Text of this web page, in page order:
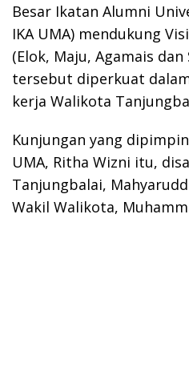
Besar Ikatan Alumni
IKA UMA) mendukung
(Elok, Maju, Agamais
tersebut diperkuat
kerja Walikota
Kunjungan yang
UMA, Ritha Wizni itu,
Tanjungbalai,
Wakil Walikota,